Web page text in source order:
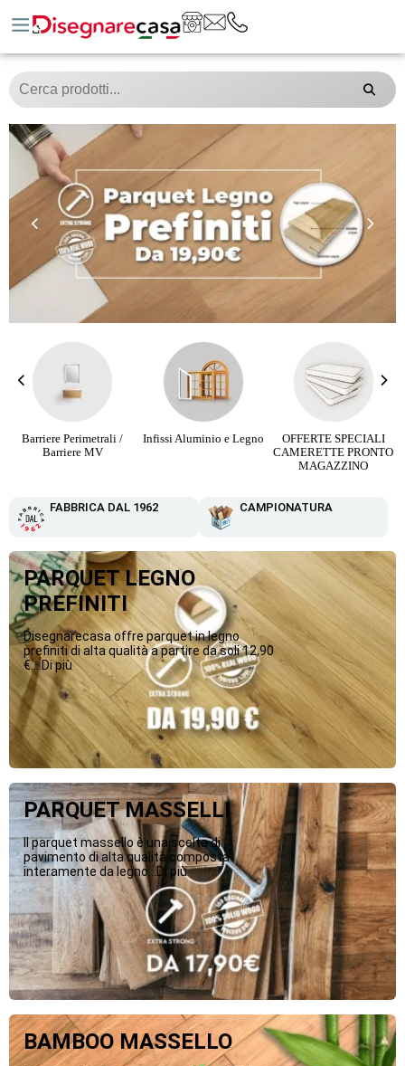
Barriere Perimetrali /
Barriere MV
Infissi Aluminio e Legno
OFFERTE SPECIALI
CAMERETTE PRONTO
MAGAZZINO
FABBRICA DAL 1962 CAMPIONATURA
PARQUET LEGNO
PREFINITI
Disegnarecasa offre parquet in legno
prefiniti di alta qualità a partire da soli 12,90
€....Di più
PARQUET MASSELLI
Il parquet massello è una scelta di
pavimento di alta qualità composta
interamente da legno...Di più
BAMBOO MASSELLO